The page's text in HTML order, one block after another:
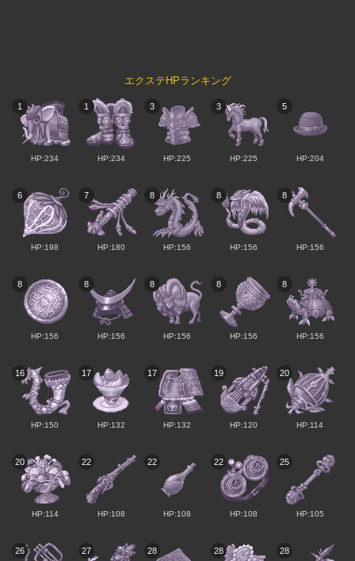
エクステHPランキング
1
HP:234
1
HP:234
3
HP:225
3
HP:225
5
HP:204
6
HP:198
7
HP:180
8
HP:156
8
HP:156
8
HP:156
8
HP:156
8
HP:156
8
HP:156
8
HP:156
8
HP:156
16
HP:150
17
HP:132
17
HP:132
19
HP:120
20
HP:114
20
HP:114
22
HP:108
22
HP:108
22
HP:108
25
HP:105
26 27 28 28 28